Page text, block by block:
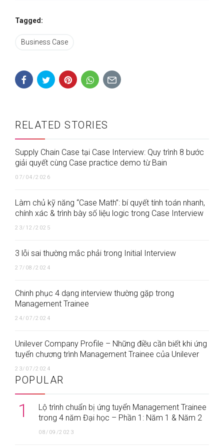
Tagged:
Business Case
RELATED STORIES
Supply Chain Case tại Case Interview: Quy trình 8 bước
giải quyết cùng Case practice demo từ Bain
07/04/2026
Làm chủ kỹ năng “Case Math”: bí quyết tính toán nhanh,
chính xác & trình bày số liệu logic trong Case Interview
23/12/2025
3 lỗi sai thường mắc phải trong Initial Interview
27/08/2024
Chinh phục 4 dạng interview thường gặp trong
Management Trainee
24/07/2024
Unilever Company Profile – Những điều cần biết khi ứng
tuyển chương trình Management Trainee của Unilever
23/07/2024
POPULAR
1
Lộ trình chuẩn bị ứng tuyển Management Trainee
trong 4 năm Đại học – Phần 1: Năm 1 & Năm 2
08/09/2023